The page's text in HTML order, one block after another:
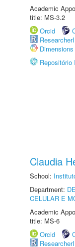
Academic
title: MS-3.2
Orcid
Dimensions
Claudia
School:
Department:
CELULAR E
Academic
title: MS-6
Orcid